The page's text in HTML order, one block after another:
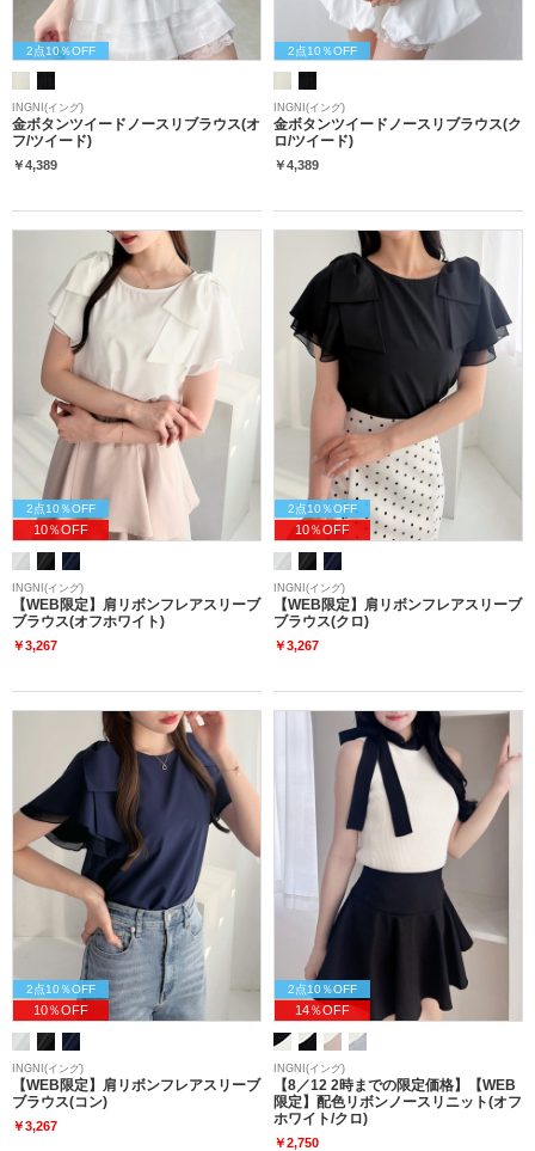
2点10％OFF
INGNI(イング)
金ボタンツイードノースリブラウス(オ
フ/ツイード)
￥4,389
2点10％OFF
INGNI(イング)
金ボタンツイードノースリブラウス(ク
ロ/ツイード)
￥4,389
2点10％OFF
10％OFF
INGNI(イング)
【WEB限定】肩リボンフレアスリーブ
ブラウス(オフホワイト)
￥3,267
2点10％OFF
10％OFF
INGNI(イング)
【WEB限定】肩リボンフレアスリーブ
ブラウス(クロ)
￥3,267
2点10％OFF
10％OFF
INGNI(イング)
【WEB限定】肩リボンフレアスリーブ
ブラウス(コン)
￥3,267
2点10％OFF
14％OFF
INGNI(イング)
【8／12 2時までの限定価格】【WEB
限定】配色リボンノースリニット(オフ
ホワイト/クロ)
￥2,750